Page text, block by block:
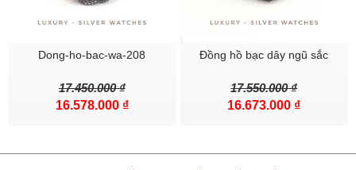
#youtube BẠC SQB
Bạn hãy đăng nhập vào Facebook để thực hiện bình luận và chia
sẻ bản tin này với bạn bè.
Dong-ho-bac-wa-208
17.450.000 ₫
16.578.000 ₫
Đồng hồ bạc dây ngũ sắc
17.550.000 ₫
16.673.000 ₫